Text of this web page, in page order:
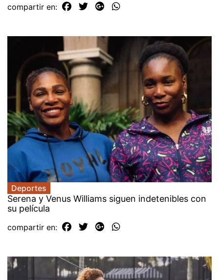
compartir en:
Deportes
Serena y Venus Williams siguen indetenibles con
su película
compartir en: